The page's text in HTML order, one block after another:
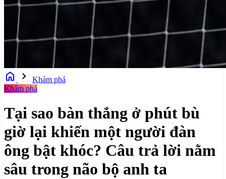
home chevron_right
Khám phá
Khám phá
Tại sao bàn thắng ở phút bù
giờ lại khiến một người đàn
ông bật khóc? Câu trả lời nằm
sâu trong não bộ anh ta